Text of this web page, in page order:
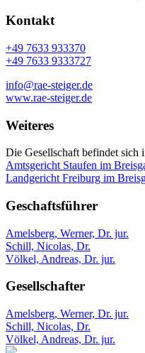
Kontakt
+49 7633 933370
+49 7633 9333727
info@rae-steiger.de
www.rae-steiger.de
Weiteres
Die Gesellschaft befindet sich
Amtsgericht Staufen im
Landgericht Freiburg im
Geschaftsführer
Amelsberg, Werner, Dr. jur.
Schill, Nicolas, Dr.
Völkel, Andreas, Dr. jur.
Gesellschafter
Amelsberg, Werner, Dr. jur.
Schill, Nicolas, Dr.
Völkel, Andreas, Dr. jur.